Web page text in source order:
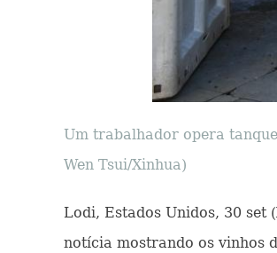
Um trabalhador opera
Wen Tsui/Xinhua)
Lodi, Estados Unidos, 30
notícia mostrando os vinhos